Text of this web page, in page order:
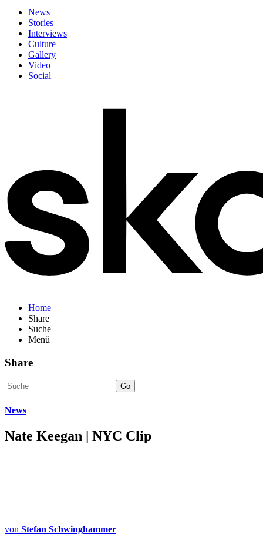
News
Stories
Interviews
Culture
Gallery
Video
Social
Home
Share
Suche
Menü
Share
Go
News
Nate Keegan | NYC Clip
von Stefan Schwinghammer